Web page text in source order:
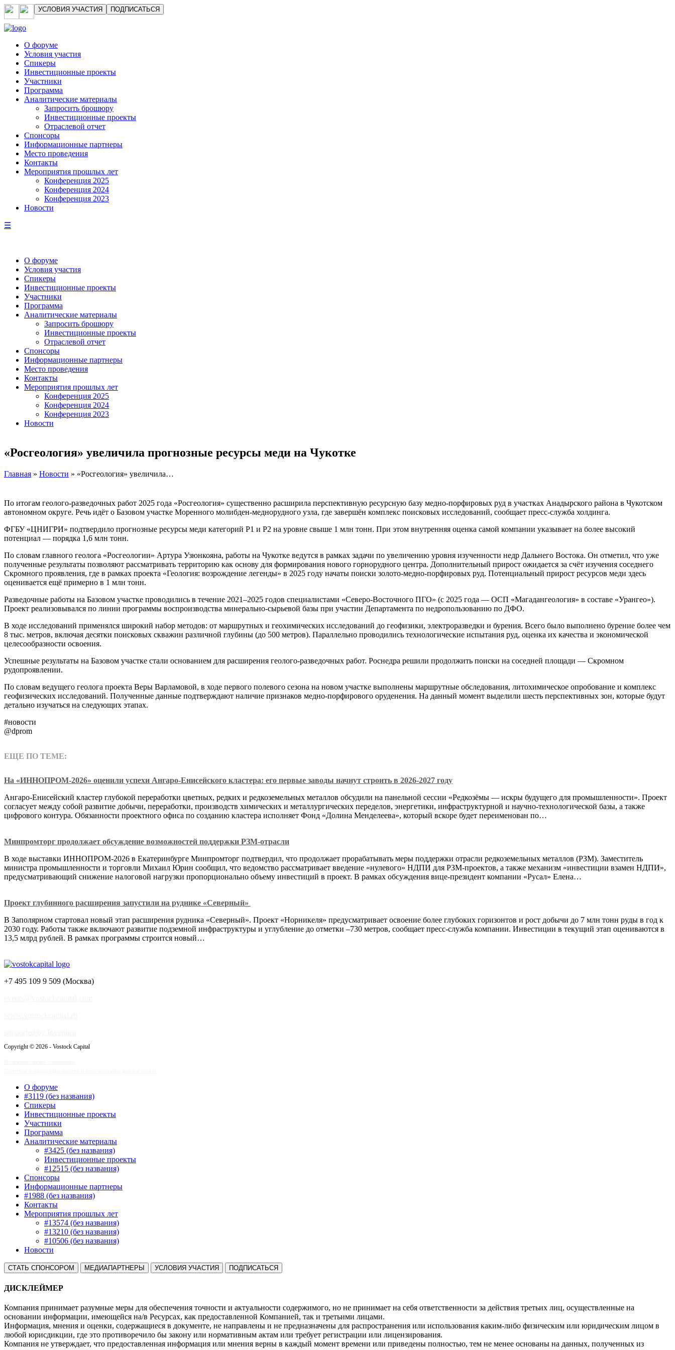
УСЛОВИЯ УЧАСТИЯ ПОДПИСАТЬСЯ
О форуме
Условия участия
Спикеры
Инвестиционные проекты
Участники
Программа
Аналитические материалы
Запросить брошюру
Инвестиционные проекты
Отраслевой отчет
Спонсоры
Информационные партнеры
Место проведения
Контакты
Мероприятия прошлых лет
Конференция 2025
Конференция 2024
Конференция 2023
Новости
☰
О форуме
Условия участия
Спикеры
Инвестиционные проекты
Участники
Программа
Аналитические материалы
Запросить брошюру
Инвестиционные проекты
Отраслевой отчет
Спонсоры
Информационные партнеры
Место проведения
Контакты
Мероприятия прошлых лет
Конференция 2025
Конференция 2024
Конференция 2023
Новости
«Росгеология» увеличила прогнозные ресурсы меди на Чукотке
Главная » Новости » «Росгеология» увеличила…
По итогам геолого-разведочных работ 2025 года «Росгеология» существенно расширила перспективную ресурсную базу медно-порфировых руд в участках Анадырского района в Чукотском
автономном округе. Речь идёт о Базовом участке Моренного молибден-меднорудного узла, где завершён комплекс поисковых исследований, сообщает пресс-служба холдинга.
ФГБУ «ЦНИГРИ» подтвердило прогнозные ресурсы меди категорий P1 и P2 на уровне свыше 1 млн тонн. При этом внутренняя оценка самой компании указывает на более высокий
потенциал — порядка 1,6 млн тонн.
По словам главного геолога «Росгеологии» Артура Узюнкояна, работы на Чукотке ведутся в рамках задачи по увеличению уровня изученности недр Дальнего Востока. Он отметил, что уже
полученные результаты позволяют рассматривать территорию как основу для формирования нового горнорудного центра. Дополнительный прирост ожидается за счёт изучения соседнего
Скромного проявления, где в рамках проекта «Геология: возрождение легенды» в 2025 году начаты поиски золото-медно-порфировых руд. Потенциальный прирост ресурсов меди здесь
оценивается ещё примерно в 1 млн тонн.
Разведочные работы на Базовом участке проводились в течение 2021–2025 годов специалистами «Северо-Восточного ПГО» (с 2025 года — ОСП «Магадангеология» в составе «Урангео»).
Проект реализовывался по линии программы воспроизводства минерально-сырьевой базы при участии Департамента по недропользованию по ДФО.
В ходе исследований применялся широкий набор методов: от маршрутных и геохимических исследований до геофизики, электроразведки и бурения. Всего было выполнено бурение более чем
8 тыс. метров, включая десятки поисковых скважин различной глубины (до 500 метров). Параллельно проводились технологические испытания руд, оценка их качества и экономической
целесообразности освоения.
Успешные результаты на Базовом участке стали основанием для расширения геолого-разведочных работ. Роснедра решили продолжить поиски на соседней площади — Скромном
рудопроявлении.
По словам ведущего геолога проекта Веры Варламовой, в ходе первого полевого сезона на новом участке выполнены маршрутные обследования, литохимическое опробование и комплекс
геофизических исследований. Полученные данные подтверждают наличие признаков медно-порфирового оруденения. На данный момент выделили шесть перспективных зон, которые будут
детально изучаться на следующих этапах.
#новости
@dprom
ЕЩЕ ПО ТЕМЕ:
На «ИННОПРОМ-2026» оценили успехи Ангаро-Енисейского кластера: его первые заводы начнут строить в 2026-2027 году
Ангаро-Енисейский кластер глубокой переработки цветных, редких и редкоземельных металлов обсудили на панельной сессии «Редкозёмы — искры будущего для промышленности». Проект
согласует между собой развитие добычи, переработки, производств химических и металлургических переделов, энергетики, инфраструктурной и научно-технологической базы, а также
цифрового контура. Обязанности проектного офиса по созданию кластера исполняет Фонд «Долина Менделеева», который вскоре будет переименован по…
Минпромторг продолжает обсуждение возможностей поддержки РЗМ-отрасли
В ходе выставки ИННОПРОМ-2026 в Екатеринбурге Минпромторг подтвердил, что продолжает прорабатывать меры поддержки отрасли редкоземельных металлов (РЗМ). Заместитель
министра промышленности и торговли Михаил Юрин сообщил, что ведомство рассматривает введение «нулевого» НДПИ для РЗМ-проектов, а также механизм «инвестиции взамен НДПИ»,
предусматривающий снижение налоговой нагрузки пропорционально объему инвестиций в проект. В рамках обсуждения вице-президент компании «Русал» Елена…
Проект глубинного расширения запустили на руднике «Северный»
В Заполярном стартовал новый этап расширения рудника «Северный». Проект «Норникеля» предусматривает освоение более глубоких горизонтов и рост добычи до 7 млн тонн руды в год к
2030 году. Работы также включают развитие подземной инфраструктуры и углубление до отметки –730 метров, сообщает пресс-служба компании. Инвестиции в текущий этап оцениваются в
13,5 млрд рублей. В рамках программы строится новый…
+7 495 109 9 509 (Москва)
Copyright © 2026 - Vostock Capital
О форуме
#3119 (без названия)
Спикеры
Инвестиционные проекты
Участники
Программа
Аналитические материалы
#3425 (без названия)
Инвестиционные проекты
#12515 (без названия)
Спонсоры
Информационные партнеры
#1988 (без названия)
Контакты
Мероприятия прошлых лет
#13574 (без названия)
#13210 (без названия)
#10506 (без названия)
Новости
СТАТЬ СПОНСОРОМ МЕДИАПАРТНЕРЫ УСЛОВИЯ УЧАСТИЯ ПОДПИСАТЬСЯ
ДИСКЛЕЙМЕР
Компания принимает разумные меры для обеспечения точности и актуальности содержимого, но не принимает на себя ответственности за действия третьих лиц, осуществленные на
основании информации, имеющейся на/в Ресурсах, как предоставленной Компанией, так и третьими лицами.
Информация, мнения и оценки, содержащиеся в документе, не направлены и не предназначены для распространения или использования каким-либо физическим или юридическим лицом в
любой юрисдикции, где это противоречило бы закону или нормативным актам или требует регистрации или лицензирования.
Компания не утверждает, что предоставленная информация или мнения верны в каждый момент времени или приведены полностью, тем не менее основаны на данных, полученных из